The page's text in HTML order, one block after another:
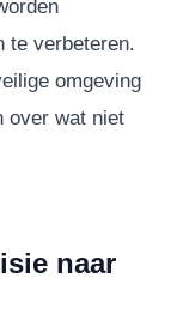
te verbeteren.
omgeving
over wat niet
naar